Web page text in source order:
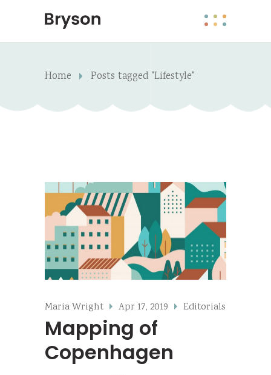
Home Posts tagged "Lifestyle"
Maria Wright Apr 17, 2019 Editorials
Mapping of
Copenhagen